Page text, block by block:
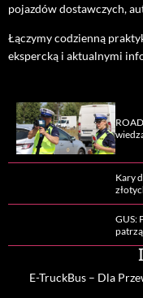
pojazdów dostawczych,
Łączymy codzienną
ekspercką i aktualnymi
Kary
GUS:
E-TruckBus – Dla